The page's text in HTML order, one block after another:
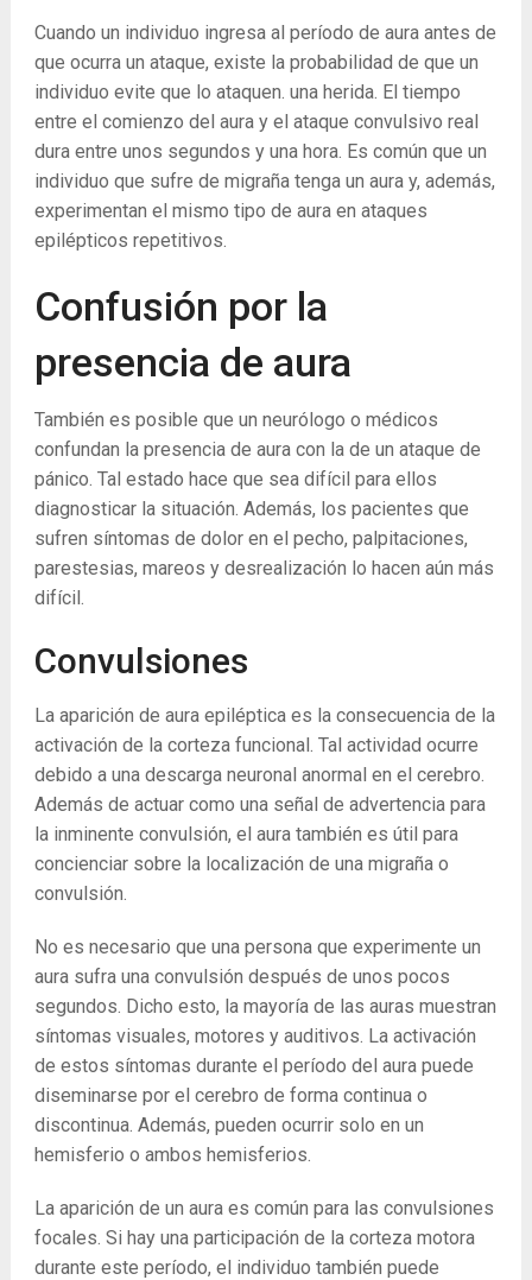
Cuando un individuo ingresa al período de aura antes de
que ocurra un ataque, existe la probabilidad de que un
individuo evite que lo ataquen. una herida. El tiempo
entre el comienzo del aura y el ataque convulsivo real
dura entre unos segundos y una hora. Es común que un
individuo que sufre de migraña tenga un aura y, además,
experimentan el mismo tipo de aura en ataques
epilépticos repetitivos.
Confusión por la
presencia de aura
También es posible que un neurólogo o médicos
confundan la presencia de aura con la de un ataque de
pánico. Tal estado hace que sea difícil para ellos
diagnosticar la situación. Además, los pacientes que
sufren síntomas de dolor en el pecho, palpitaciones,
parestesias, mareos y desrealización lo hacen aún más
difícil.
Convulsiones
La aparición de aura epiléptica es la consecuencia de la
activación de la corteza funcional. Tal actividad ocurre
debido a una descarga neuronal anormal en el cerebro.
Además de actuar como una señal de advertencia para
la inminente convulsión, el aura también es útil para
concienciar sobre la localización de una migraña o
convulsión.
No es necesario que una persona que experimente un
aura sufra una convulsión después de unos pocos
segundos. Dicho esto, la mayoría de las auras muestran
síntomas visuales, motores y auditivos. La activación
de estos síntomas durante el período del aura puede
diseminarse por el cerebro de forma continua o
discontinua. Además, pueden ocurrir solo en un
hemisferio o ambos hemisferios.
La aparición de un aura es común para las convulsiones
focales. Si hay una participación de la corteza motora
durante este período, el individuo también puede